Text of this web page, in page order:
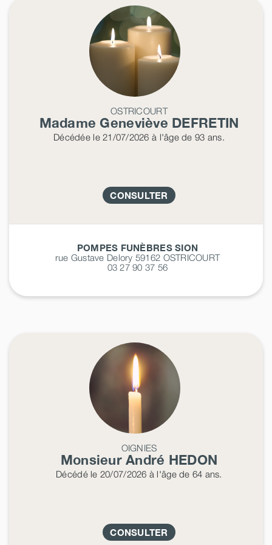
OSTRICOURT
Madame Geneviève DEFRETIN
Décédéele 21/07/2026 à l'âge de 93 ans.
CONSULTER
POMPES FUNÈBRES SION
rue Gustave Delory 59162 OSTRICOURT
03 27 90 37 56
OIGNIES
Monsieur André HEDON
Décédéle 20/07/2026 à l'âge de 64 ans.
CONSULTER